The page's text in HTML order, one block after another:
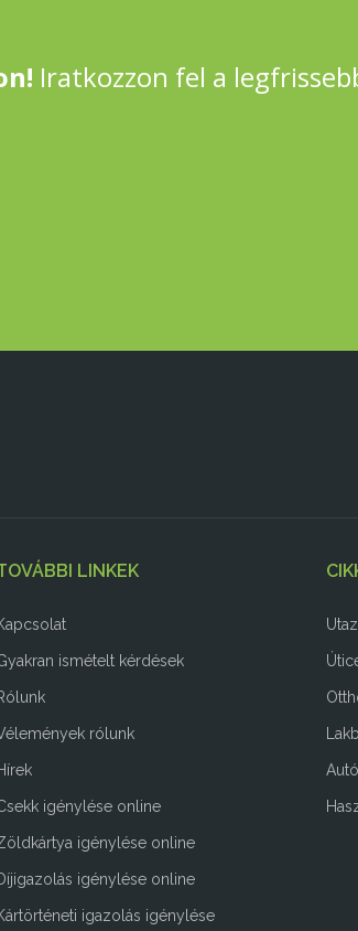
Iratkozzon fel a
LINKEK
ismételt kérdések
rólunk
igénylése online
igénylése online
igénylése online
igazolás igénylése